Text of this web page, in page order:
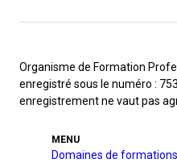
Organisme de Formation
enregistré sous le numéro :
enregistrement ne vaut pas
MENU
Domaines de formations